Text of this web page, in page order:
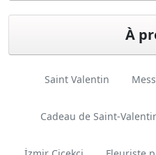
À
Saint Valentin
Cadeau de Saint-